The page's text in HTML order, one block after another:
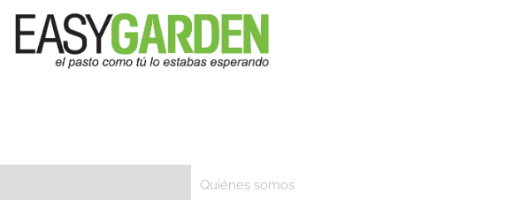
Quiénes somos